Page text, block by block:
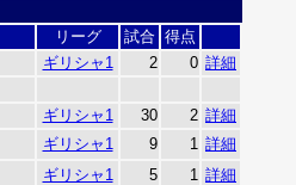
リーグ 試合 得点
ギリシャ1 2 0 詳細
ギリシャ1 30 2 詳細
ギリシャ1 9 1 詳細
ギリシャ1 5 1 詳細